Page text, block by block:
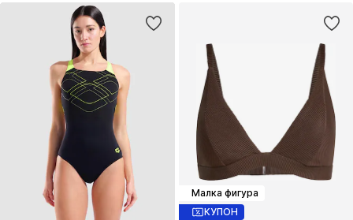
Малка фигура
КУПОН